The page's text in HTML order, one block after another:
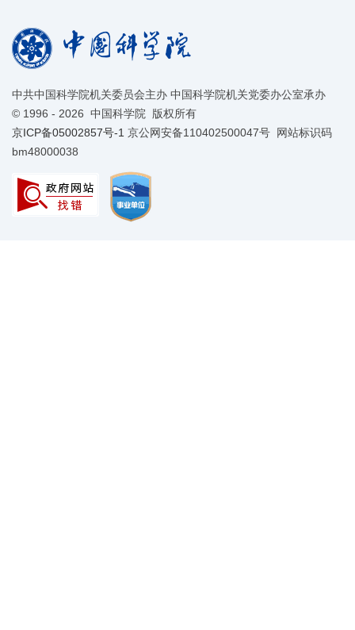
中共中国科学院机关委员会主办 中国科学院机关党委办公室承办
© 1996 - 2026 中国科学院 版权所有
京ICP备05002857号-1 京公网安备110402500047号 网站标识码
bm48000038